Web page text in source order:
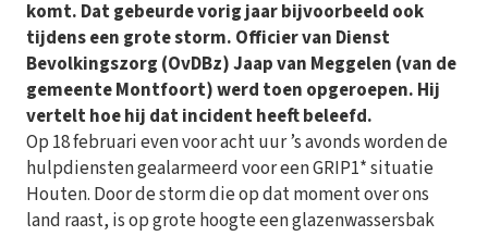
komt. Dat gebeurde vorig jaar bijvoorbeeld ook
tijdens een grote storm. Officier van Dienst
Bevolkingszorg (OvDBz) Jaap van Meggelen (van de
gemeente Montfoort) werd toen opgeroepen. Hij
vertelt hoe hij dat incident heeft beleefd.
Op 18 februari even voor acht uur ’s avonds worden de
hulpdiensten gealarmeerd voor een GRIP1* situatie
Houten. Door de storm die op dat moment over ons
land raast, is op grote hoogte een glazenwassersbak